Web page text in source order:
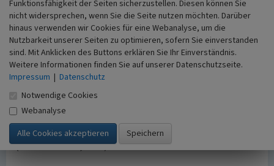
Möglicherweise stammt nur der Sockel aus dem
genannten Jahre, denn eine Steinfigur »Sti. Joannis
Nepomucein« zu Kirrweiler wird schon 1743 genannt.
Damals hatte ein Bürger von Kirrweiler, Christian Wolf
„eine steinerne Säul, darauf die bildnus st. Joannes
Nepomuceni in Stein ausgehauen“. Christian Wolf (um
1700-1766) war von Beruf Metzger und stammte aus
Wachenheim. Dort war sein Vater Ratsherr. Christian Wolf
heiratete im Jahre 1730 Maria Katharina Riemann in
Kirrweiler. Sie war die Witwe des Kronenwirts Anton Alter
(OFB Kirrweiler, 2019).
Funktionsfähigkeit der Seiten sicherzustellen. Diesen können Sie
nicht widersprechen, wenn Sie die Seite nutzen möchten. Darüber
hinaus verwenden wir Cookies für eine Webanalyse, um die
Nutzbarkeit unserer Seiten zu optimieren, sofern Sie einverstanden
sind. Mit Anklicken des Buttons erklären Sie Ihr Einverständnis.
Weitere Informationen finden Sie auf unserer Datenschutzseite.
Impressum | Datenschutz
Notwendige Cookies
Webanalyse